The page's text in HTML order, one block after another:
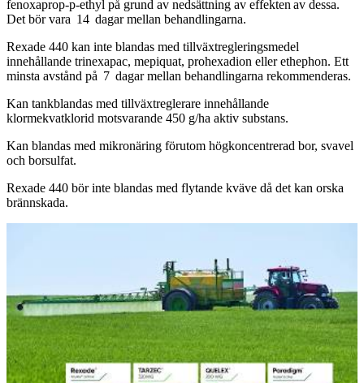
fenoxaprop-p-ethyl på grund av nedsättning av effekten av dessa.
Det bör vara 14 dagar mellan behandlingarna.
Rexade 440 kan inte blandas med tillväxtregleringsmedel
innehållande trinexapac, mepiquat, prohexadion eller ethephon. Ett
minsta avstånd på 7 dagar mellan behandlingarna rekommenderas.
Kan tankblandas med tillväxtreglerare innehållande
klormekvatklorid motsvarande 450 g/ha aktiv substans.
Kan blandas med mikronäring förutom högkoncentrerad bor, svavel
och borsulfat.
Rexade 440 bör inte blandas med flytande kväve då det kan orska
brännskada.